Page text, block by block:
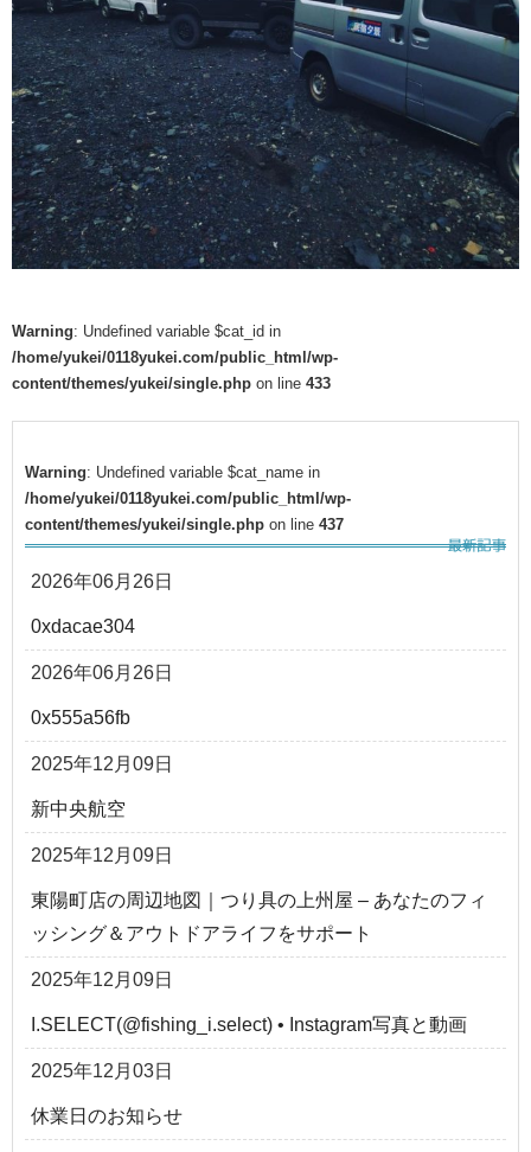
Warning: Undefined variable $cat_id in
/home/yukei/0118yukei.com/public_html/wp-
content/themes/yukei/single.php on line 433
Warning: Undefined variable $cat_name in
/home/yukei/0118yukei.com/public_html/wp-
content/themes/yukei/single.php on line 437
2026年06月26日
0xdacae304
2026年06月26日
0x555a56fb
2025年12月09日
新中央航空
2025年12月09日
東陽町店の周辺地図｜つり具の上州屋 – あなたのフィ
ッシング＆アウトドアライフをサポート
2025年12月09日
I.SELECT(@fishing_i.select) • Instagram写真と動画
2025年12月03日
休業日のお知らせ